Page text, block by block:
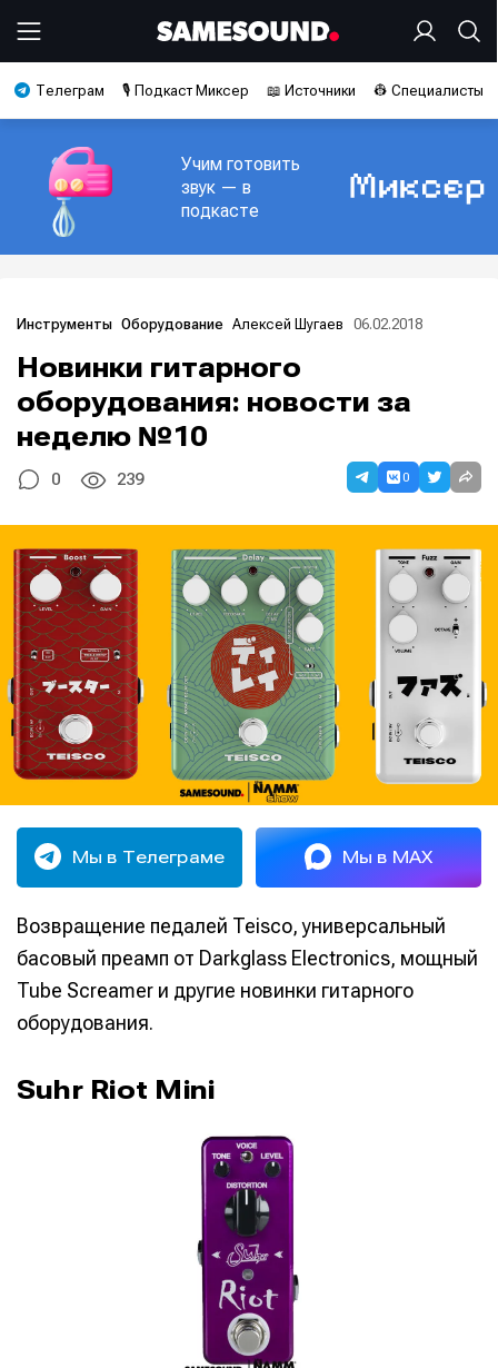
Телеграм 🎙️ Подкаст Миксер 📖 Источники 👷 Специалисты
Учим готовить
звук — в
подкасте
Инструменты Оборудование Алексей Шугаев 06.02.2018
Новинки гитарного
оборудования: новости за
неделю №10
0 239 0
Мы в Телеграме Мы в MAX
Возвращение педалей Teisco, универсальный
басовый преамп от Darkglass Electronics, мощный
Tube Screamer и другие новинки гитарного
оборудования.
Suhr Riot Mini